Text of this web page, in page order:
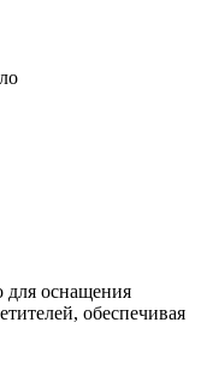
для оснащения
обеспечивая